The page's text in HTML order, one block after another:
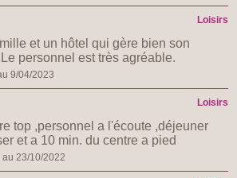
Loisirs
et un hôtel qui gère bien son
personnel est très agréable.
9/04/2023
Loisirs
top ,personnel a l'écoute ,déjeuner
et a 10 min. du centre a pied
23/10/2022